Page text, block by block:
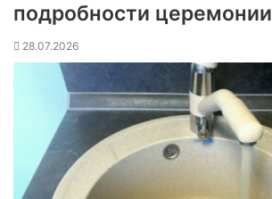
подробности церемонии
28.07.2026